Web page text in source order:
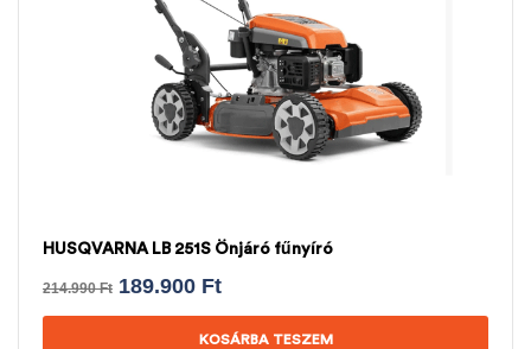
HUSQVARNA LB 251S Önjáró fűnyíró
214.990Ft 189.900 Ft
KOSÁRBA TESZEM